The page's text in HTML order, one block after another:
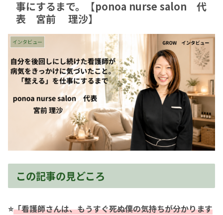
事にするまで。【ponoa nurse salon 代
表 宮前 理沙】
インタビュー
この記事の見どころ
⭐️「看護師さんは、もうすぐ死ぬ僕の気持ちが分かります